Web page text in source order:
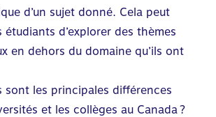
d’un sujet donné. Cela peut
étudiants d’explorer des thèmes
en dehors du domaine qu’ils ont
sont les principales différences
et les collèges au Canada ?